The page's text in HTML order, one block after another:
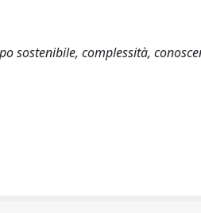
sostenibile, complessità,